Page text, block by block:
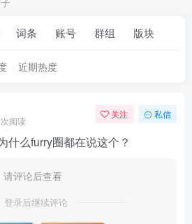
词条 账号 群组 版块
近期热度
阅读
关注 私信
什么furry圈都在说这个？
评论后查看
登录后继续评论